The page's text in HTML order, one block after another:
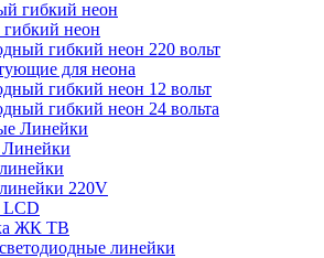
неон
гибкий неон 220 вольт
для неона
гибкий неон 12 вольт
гибкий неон 24 вольта
220V
LCD
ЖК ТВ
линейки